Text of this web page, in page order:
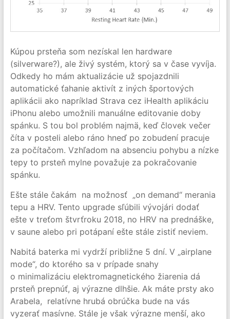
Kúpou prsteňa som nezískal len hardware
(silverware?), ale živý systém, ktorý sa v čase vyvíja.
Odkedy ho mám aktualizácie už spojazdnili
automatické ťahanie aktivít z iných športových
aplikácii ako napríklad Strava cez iHealth aplikáciu
iPhonu alebo umožnili manuálne editovanie doby
spánku. S tou bol problém najmä, keď človek večer
číta v posteli alebo ráno hneď po zobudení pracuje
za počítačom. Vzhľadom na absenciu pohybu a nízke
tepy to prsteň mylne považuje za pokračovanie
spánku.
Ešte stále čakám na možnosť „on demand“ merania
tepu a HRV. Tento upgrade sľúbili vývojári dodať
ešte v treťom štvrťroku 2018, no HRV na prednáške,
v saune alebo pri potápaní ešte stále zistiť neviem.
Nabitá baterka mi vydrží približne 5 dní. V „airplane
mode“, do ktorého sa v prípade snahy
o minimalizáciu elektromagnetického žiarenia dá
prsteň prepnúť, aj výrazne dlhšie. Ak máte prsty ako
Arabela, relatívne hrubá obrúčka bude na vás
vyzerať masívne. Stále je však výrazne menší, ako